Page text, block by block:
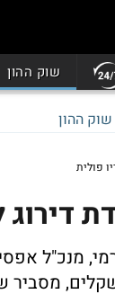
שוק ההון
שוק ההון
פולית
מנכ"ל